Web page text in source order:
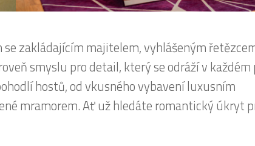
zakládajícím majitelem, vyhlášeným
smyslu pro detail, který se odráží v každém
hostů, od vkusného vybavení luxusním
mramorem. Ať už hledáte romantický úkryt